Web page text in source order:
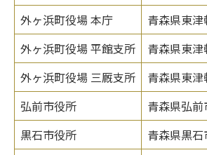
外ヶ浜町役場 本庁
青森県東
外ヶ浜町役場 平館支所
青森県東
外ヶ浜町役場 三厩支所
青森県東
弘前市役所
青森県弘
黒石市役所
青森県黒